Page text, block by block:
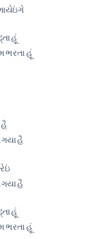
હૂં
ભરતા હૂં
હૈ
હૈ
હૂં
ભરતા હૂં